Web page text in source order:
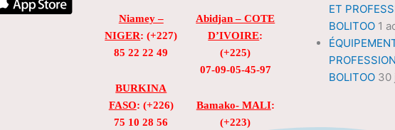
Niamey –
NIGER: (+227)
85 22 22 49
BURKINA
FASO: (+226)
75 10 28 56
Abidjan – COTE
D’IVOIRE:
(+225)
07-09-05-45-97
Bamako- MALI:
(+223)
ET
BOLITOO 1
BOLITOO 30